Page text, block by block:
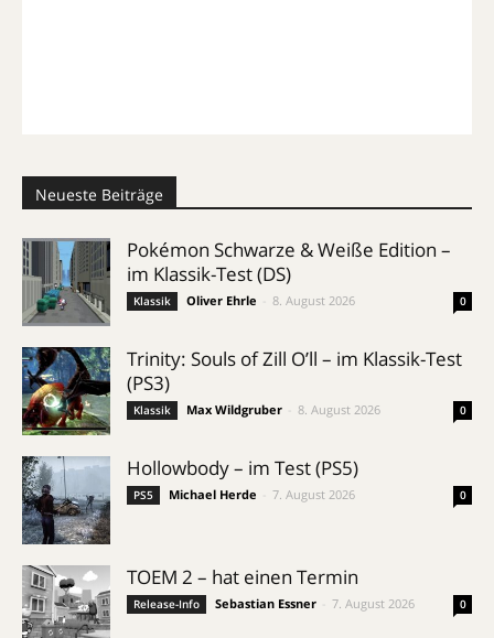
Neueste Beiträge
Pokémon Schwarze & Weiße Edition –
im Klassik-Test (DS)
Klassik Oliver Ehrle 8. August 2026 0
Trinity: Souls of Zill O’ll – im Klassik-Test
(PS3)
Klassik Max Wildgruber 8. August 2026 0
Hollowbody – im Test (PS5)
PS5 Michael Herde 7. August 2026 0
TOEM 2 – hat einen Termin
Release-Info Sebastian Essner 7. August 2026 0